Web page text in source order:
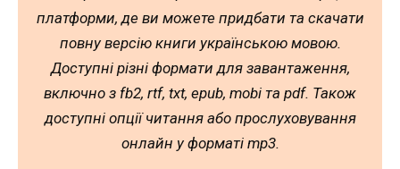
платформи, де ви можете придбати та скачати
повну версію книги українською мовою.
Доступні різні формати для завантаження,
включно з fb2, rtf, txt, epub, mobi та pdf. Також
доступні опції читання або прослуховування
онлайн у форматі mp3.